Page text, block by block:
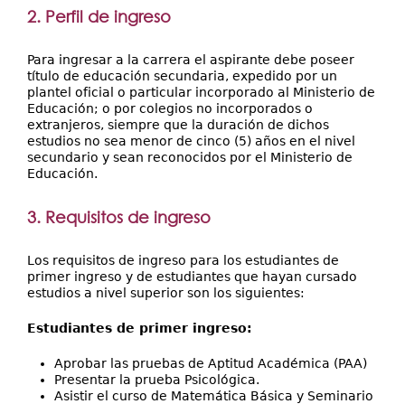
2. Perfil de ingreso
Para ingresar a la carrera el aspirante debe poseer
título de educación secundaria, expedido por un
plantel oficial o particular incorporado al Ministerio de
Educación; o por colegios no incorporados o
extranjeros, siempre que la duración de dichos
estudios no sea menor de cinco (5) años en el nivel
secundario y sean reconocidos por el Ministerio de
Educación.
3. Requisitos de ingreso
Los requisitos de ingreso para los estudiantes de
primer ingreso y de estudiantes que hayan cursado
estudios a nivel superior son los siguientes:
Estudiantes de primer ingreso:
Aprobar las pruebas de Aptitud Académica (PAA)
Presentar la prueba Psicológica.
Asistir el curso de Matemática Básica y Seminario